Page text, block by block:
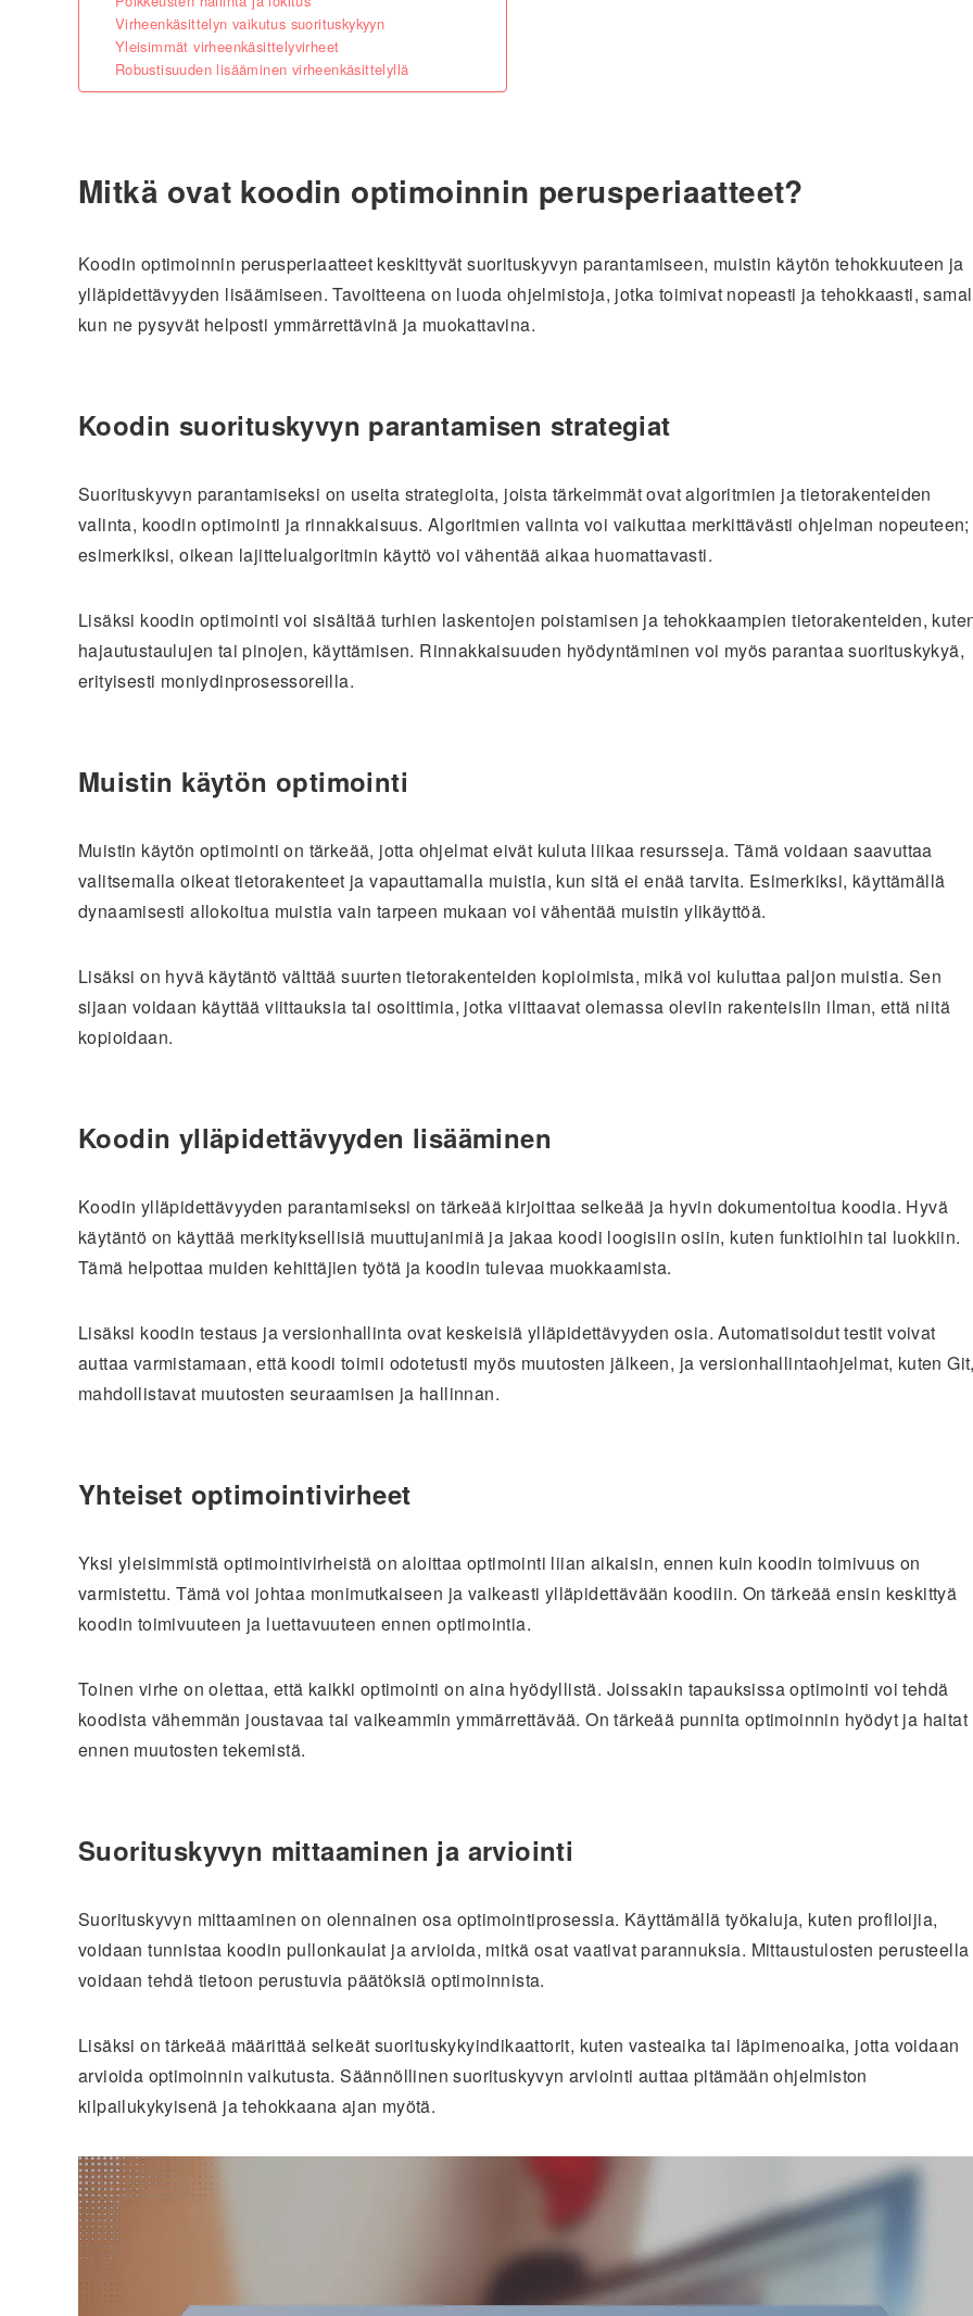
Virheenkäsittelyn vaikutus suorituskykyyn
Yleisimmät virheenkäsittelyvirheet
Robustisuuden lisääminen virheenkäsittelyllä
Mitkä ovat koodin optimoinnin perusperiaatteet?
Koodin optimoinnin perusperiaatteet keskittyvät suorituskyvyn parantamiseen, muistin käytön tehokkuuteen ja
ylläpidettävyyden lisäämiseen. Tavoitteena on luoda ohjelmistoja, jotka toimivat nopeasti ja tehokkaasti,
kun ne pysyvät helposti ymmärrettävinä ja muokattavina.
Koodin suorituskyvyn parantamisen strategiat
Suorituskyvyn parantamiseksi on useita strategioita, joista tärkeimmät ovat algoritmien ja tietorakenteiden
valinta, koodin optimointi ja rinnakkaisuus. Algoritmien valinta voi vaikuttaa merkittävästi ohjelman nopeuteen;
esimerkiksi, oikean lajittelualgoritmin käyttö voi vähentää aikaa huomattavasti.
Lisäksi koodin optimointi voi sisältää turhien laskentojen poistamisen ja tehokkaampien tietorakenteiden,
hajautustaulujen tai pinojen, käyttämisen. Rinnakkaisuuden hyödyntäminen voi myös parantaa suorituskykyä,
erityisesti moniydinprosessoreilla.
Muistin käytön optimointi
Muistin käytön optimointi on tärkeää, jotta ohjelmat eivät kuluta liikaa resursseja. Tämä voidaan saavuttaa
valitsemalla oikeat tietorakenteet ja vapauttamalla muistia, kun sitä ei enää tarvita. Esimerkiksi, käyttämällä
dynaamisesti allokoitua muistia vain tarpeen mukaan voi vähentää muistin ylikäyttöä.
Lisäksi on hyvä käytäntö välttää suurten tietorakenteiden kopioimista, mikä voi kuluttaa paljon muistia. Sen
sijaan voidaan käyttää viittauksia tai osoittimia, jotka viittaavat olemassa oleviin rakenteisiin ilman, että niitä
kopioidaan.
Koodin ylläpidettävyyden lisääminen
Koodin ylläpidettävyyden parantamiseksi on tärkeää kirjoittaa selkeää ja hyvin dokumentoitua koodia. Hyvä
käytäntö on käyttää merkityksellisiä muuttujanimiä ja jakaa koodi loogisiin osiin, kuten funktioihin tai luokkiin.
Tämä helpottaa muiden kehittäjien työtä ja koodin tulevaa muokkaamista.
Lisäksi koodin testaus ja versionhallinta ovat keskeisiä ylläpidettävyyden osia. Automatisoidut testit voivat
auttaa varmistamaan, että koodi toimii odotetusti myös muutosten jälkeen, ja versionhallintaohjelmat, kuten
mahdollistavat muutosten seuraamisen ja hallinnan.
Yhteiset optimointivirheet
Yksi yleisimmistä optimointivirheistä on aloittaa optimointi liian aikaisin, ennen kuin koodin toimivuus on
varmistettu. Tämä voi johtaa monimutkaiseen ja vaikeasti ylläpidettävään koodiin. On tärkeää ensin keskittyä
koodin toimivuuteen ja luettavuuteen ennen optimointia.
Toinen virhe on olettaa, että kaikki optimointi on aina hyödyllistä. Joissakin tapauksissa optimointi voi tehdä
koodista vähemmän joustavaa tai vaikeammin ymmärrettävää. On tärkeää punnita optimoinnin hyödyt ja haitat
ennen muutosten tekemistä.
Suorituskyvyn mittaaminen ja arviointi
Suorituskyvyn mittaaminen on olennainen osa optimointiprosessia. Käyttämällä työkaluja, kuten profiloijia,
voidaan tunnistaa koodin pullonkaulat ja arvioida, mitkä osat vaativat parannuksia. Mittaustulosten perusteella
voidaan tehdä tietoon perustuvia päätöksiä optimoinnista.
Lisäksi on tärkeää määrittää selkeät suorituskykyindikaattorit, kuten vasteaika tai läpimenoaika, jotta voidaan
arvioida optimoinnin vaikutusta. Säännöllinen suorituskyvyn arviointi auttaa pitämään ohjelmiston
kilpailukykyisenä ja tehokkaana ajan myötä.